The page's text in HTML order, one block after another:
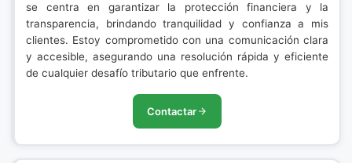
se centra en garantizar la protección financiera y la
transparencia, brindando tranquilidad y confianza a mis
clientes. Estoy comprometido con una comunicación clara
y accesible, asegurando una resolución rápida y eficiente
de cualquier desafío tributario que enfrente.
Contactar